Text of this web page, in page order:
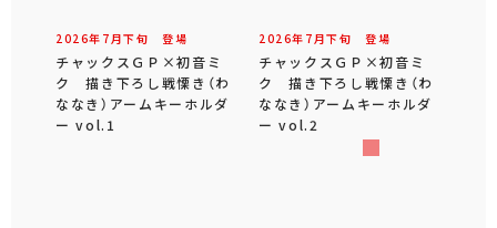
2026年 7 月下旬 登場
チャックスＧＰ×初音ミ
ク 描き下ろし戦慄き（わ
ななき）アームキーホルダ
ー vol.1
2026年 7 月下旬 登場
チャックスＧＰ×初音ミ
ク 描き下ろし戦慄き（わ
ななき）アームキーホルダ
ー vol.2